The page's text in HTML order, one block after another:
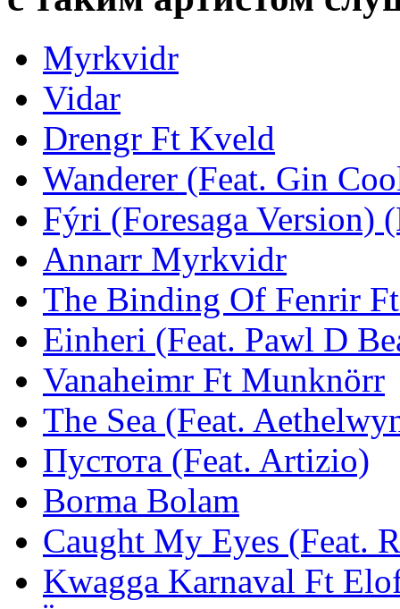
Myrkvidr
Vidar
Drengr Ft Kveld
Wanderer (Feat. Gin
Fýri (Foresaga Version)
Annarr Myrkvidr
The Binding Of Fenrir
Einheri (Feat. Pawl D
Vanaheimr Ft Munknörr
The Sea (Feat.
Пустота (Feat. Artizio)
Borma Bolam
Caught My Eyes (Feat.
Kwagga Karnaval Ft